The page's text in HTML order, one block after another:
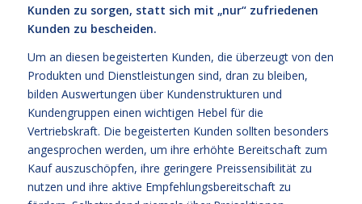
Kunden zu sorgen, statt sich mit „nur“ zufriedenen
Kunden zu bescheiden.
Um an diesen begeisterten Kunden, die überzeugt von den
Produkten und Dienstleistungen sind, dran zu bleiben,
bilden Auswertungen über Kundenstrukturen und
Kundengruppen einen wichtigen Hebel für die
Vertriebskraft. Die begeisterten Kunden sollten besonders
angesprochen werden, um ihre erhöhte Bereitschaft zum
Kauf auszuschöpfen, ihre geringere Preissensibilität zu
nutzen und ihre aktive Empfehlungsbereitschaft zu